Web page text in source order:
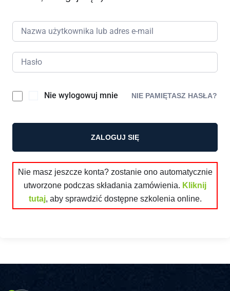
Nie wylogowuj mnie NIE PAMIĘTASZ HASŁA?
ZALOGUJ SIĘ
Nie masz jeszcze konta? zostanie ono automatycznie
utworzone podczas składania zamówienia. Kliknij
tutaj, aby sprawdzić dostępne szkolenia online.